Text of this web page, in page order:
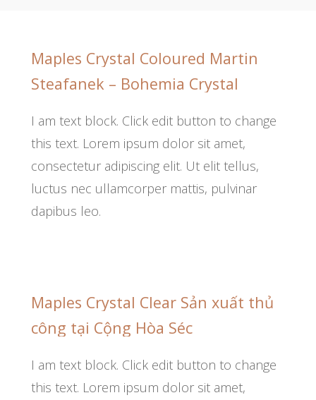
Maples Crystal Coloured Martin
Steafanek – Bohemia Crystal
I am text block. Click edit button to change
this text. Lorem ipsum dolor sit amet,
consectetur adipiscing elit. Ut elit tellus,
luctus nec ullamcorper mattis, pulvinar
dapibus leo.
Maples Crystal Clear Sản xuất thủ
công tại Cộng Hòa Séc
I am text block. Click edit button to change
this text. Lorem ipsum dolor sit amet,